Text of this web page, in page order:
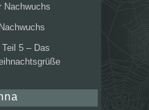
Nachwuchs
5 – Das